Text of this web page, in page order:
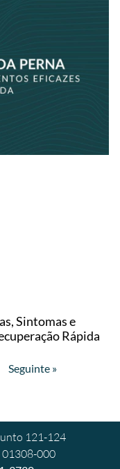
Sintomas e
Rápida
Seguinte »
121-124
01308-000